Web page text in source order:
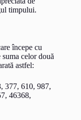
timpului.
începe cu
celor două
astfel:
377, 610, 987,
46368,